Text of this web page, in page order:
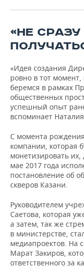
«НЕ
«Идея создания
ровно в тот
беремся в рамках
общественных
успешный опыт
вспоминает
С момента
компании, которая
монетизировать
мае 2017 года
постановление об
скверов Казани.
Руководителем
Саетова, которая
а затем, так же
в министерстве,
медиапроектов. На
Марат Закиров,
ответственного за